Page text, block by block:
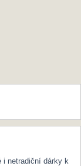
i netradiční dárky k